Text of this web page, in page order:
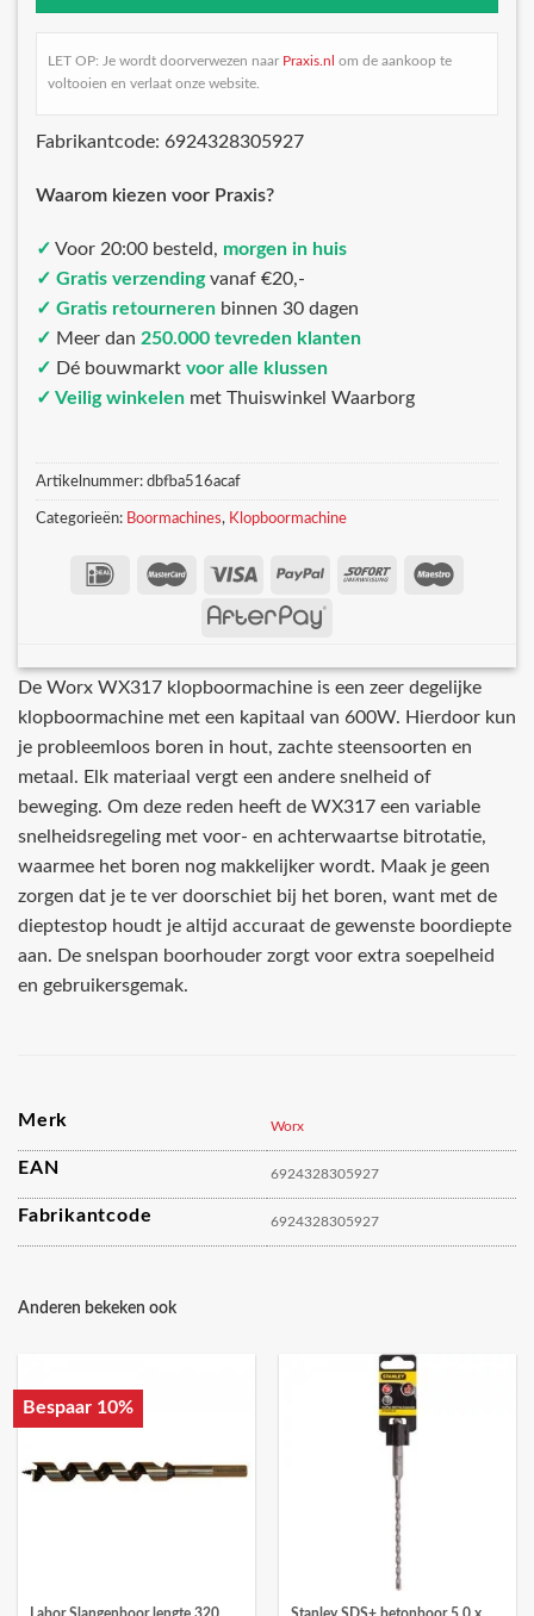
LET OP: Je wordt doorverwezen naar Praxis.nl om de aankoop te
voltooien en verlaat onze website.
Fabrikantcode: 6924328305927
Waarom kiezen voor Praxis?
✓ Voor 20:00 besteld, morgen in huis
✓ Gratis verzendingvanaf €20,-
✓ Gratis retourneren binnen 30 dagen
✓ Meer dan 250.000 tevreden klanten
✓ Dé bouwmarkt voor alle klussen
✓ Veilig winkelen met Thuiswinkel Waarborg
Artikelnummer: dbfba516acaf
Categorieën: Boormachines, Klopboormachine
De Worx WX317 klopboormachine is een zeer degelijke
klopboormachine met een kapitaal van 600W. Hierdoor kun
je probleemloos boren in hout, zachte steensoorten en
metaal. Elk materiaal vergt een andere snelheid of
beweging. Om deze reden heeft de WX317 een variable
snelheidsregeling met voor- en achterwaartse bitrotatie,
waarmee het boren nog makkelijker wordt. Maak je geen
zorgen dat je te ver doorschiet bij het boren, want met de
dieptestop houdt je altijd accuraat de gewenste boordiepte
aan. De snelspan boorhouder zorgt voor extra soepelheid
en gebruikersgemak.
Merk Worx
EAN 6924328305927
Fabrikantcode 6924328305927
Anderen bekeken ook
Bespaar 10%